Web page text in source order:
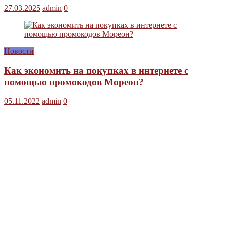
27.03.2025 admin 0
Новости
Как экономить на покупках в интернете с
помощью промокодов Мореон?
05.11.2022 admin 0